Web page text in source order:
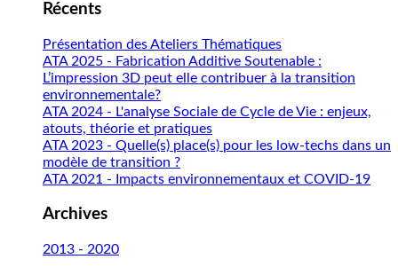
Récents
Présentation des Ateliers Thématiques
ATA 2025 - Fabrication Additive Soutenable :
L’impression 3D peut elle contribuer à la transition
environnementale?
ATA 2024 - L'analyse Sociale de Cycle de Vie : enjeux,
atouts, théorie et pratiques
ATA 2023 - Quelle(s) place(s) pour les low-techs dans un
modèle de transition ?
ATA 2021 - Impacts environnementaux et COVID-19
Archives
2013 - 2020